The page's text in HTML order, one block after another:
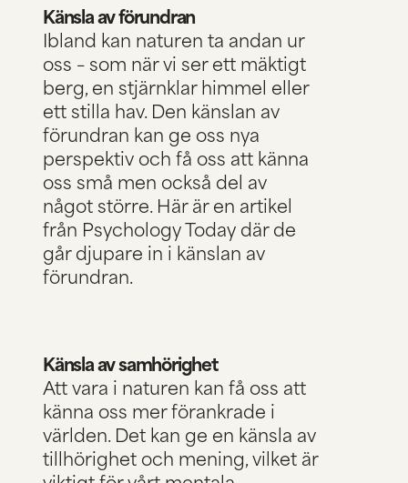
Känsla av förundran
Ibland kan naturen ta andan ur
oss – som när vi ser ett mäktigt
berg, en stjärnklar himmel eller
ett stilla hav. Den känslan av
förundran kan ge oss nya
perspektiv och få oss att känna
oss små men också del av
något större. Här är en artikel
från Psychology Todaydär de
går djupare in i känslan av
förundran.
Känsla av samhörighet
Att vara i naturen kan få oss att
känna oss mer förankrade i
världen. Det kan ge en känsla av
tillhörighet och mening, vilket är